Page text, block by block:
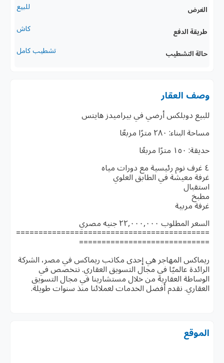
الغرض للبيع
طريقة الدفع كاش
حالة التشطيب تشطيب كامل
وصف العقار
للبيع دوبلكس أرضي في بيراميدز هايتس
مساحة البناء: ٢٨٠ مترًا مربعًا
حديقة: ١٥٠ مترًا مربعًا
٤ غرف نوم رئيسية مع دورات مياه
غرفة معيشة في الطابق العلوي
استقبال
مطبخ
غرفة مربية
السعر المطلوب ٢٢,٠٠٠,٠٠٠ جنيه مصري
===========================================
=============================
ريماكس المهاجر هي إحدى مكاتب ريماكس في مصر، الشركة
الرائدة عالميًا في مجال التسويق العقاري. نتخصص في
الوساطة العقارية من خلال مستشارينا في مجال التسويق
العقاري. نقدم أفضل الخدمات لعملائنا منذ سنوات طويلة.
الموقع